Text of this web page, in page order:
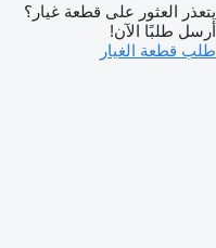
يتعذر العثور على قطعة غيار؟
أرسل طلبًا الآن!
طلب قطعة الغيار